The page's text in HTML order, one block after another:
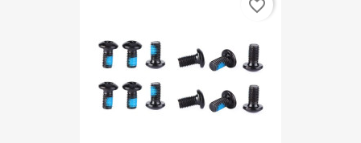
favorite_border